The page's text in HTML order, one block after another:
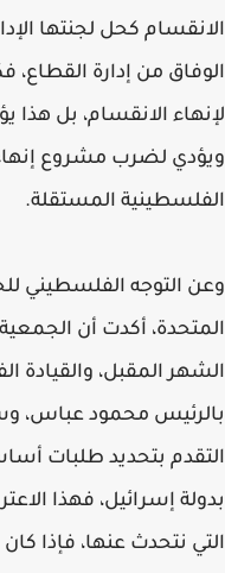
الانقسام كحل لجنتها
الوفاق من إدارة
لإنهاء الانقسام، بل
ويؤدي لضرب مشروع إنهاء
الفلسطينية المستقلة.
وعن التوجه الفلسطيني
المتحدة، أكدت أن
الشهر المقبل،
بالرئيس محمود عباس،
التقدم بتحديد طلبات
بدولة إسرائيل، فهذا
التي نتحدث عنها، فإذا